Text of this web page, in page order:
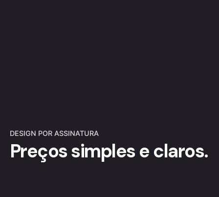
DESIGN POR ASSINATURA
Preços simplese claros.